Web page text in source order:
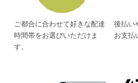
ご都合に合わせて好きな配達
時間帯をお選びいただけま
す。
後払い
お支払